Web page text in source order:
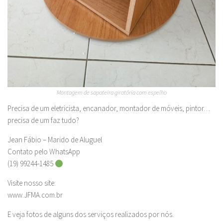
Montagem de sapateira giratória com espelho
Precisa de um eletricista, encanador, montador de móveis, pintor…
precisa de um faz tudo?
Jean Fábio – Marido de Aluguel
Contato pelo WhatsApp
(19) 99244-1485
Visite nosso site:
www.JFMA.com.br
E veja fotos de alguns dos serviços realizados por nós.